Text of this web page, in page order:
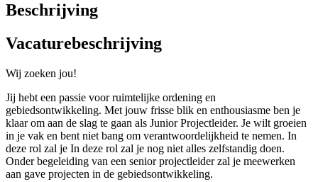
Beschrijving
Vacaturebeschrijving
Wij zoeken jou!
Jij hebt een passie voor ruimtelijke ordening en
gebiedsontwikkeling. Met jouw frisse blik en enthousiasme ben je
klaar om aan de slag te gaan als Junior Projectleider. Je wilt groeien
in je vak en bent niet bang om verantwoordelijkheid te nemen. In
deze rol zal je In deze rol zal je nog niet alles zelfstandig doen.
Onder begeleiding van een senior projectleider zal je meewerken
aan gave projecten in de gebiedsontwikkeling.